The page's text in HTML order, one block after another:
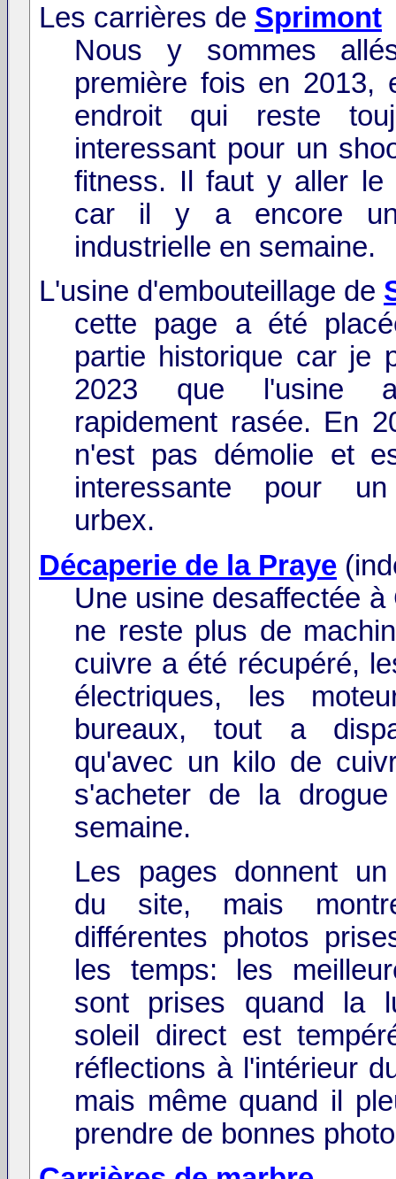
Les carrières de Sprimont
Nous y sommes
première fois en 2013,
endroit qui reste
interessant pour un
fitness. Il faut y aller le
car il y a encore
industrielle en semaine.
L'usine d'embouteillage de
cette page a été
partie historique car je
2023 que l'usine
rapidement rasée. En
n'est pas démolie et
interessante pour
urbex.
Décaperie de la Praye
Une usine desaffectée à
ne reste plus de
cuivre a été récupéré,
électriques, les
bureaux, tout a
qu'avec un kilo de
s'acheter de la
semaine.
Les pages donnent un
du site, mais
différentes photos
les temps: les
sont prises quand la
soleil direct est
réflections à l'intérieur
mais même quand il
prendre de bonnes